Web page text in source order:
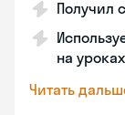
Получил
на уроках
Читать